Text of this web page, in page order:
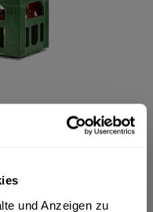
und Anzeigen zu